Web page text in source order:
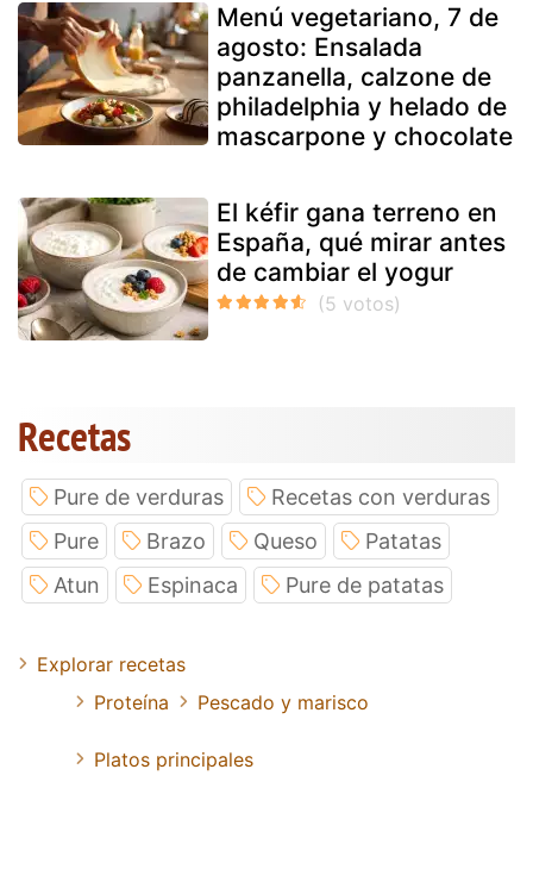
Menú vegetariano, 7 de
agosto: Ensalada
panzanella, calzone de
philadelphia y helado de
mascarpone y chocolate
El kéfir gana terreno en
España, qué mirar antes
de cambiar el yogur
Recetas
Pure de verduras
Recetas con verduras
Pure
Brazo Queso
Patatas
Atun
Espinaca Pure de patatas
Explorar recetas
Proteína
Pescado y marisco
Platos principales